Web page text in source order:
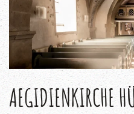
AEGIDIENKIRCHE